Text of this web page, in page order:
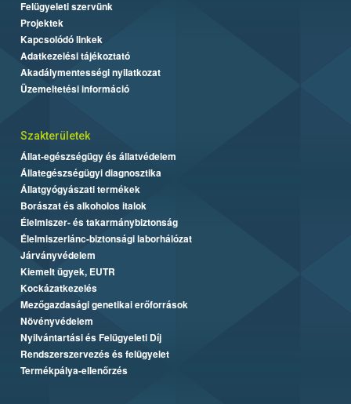
Felügyeleti szervünk
Projektek
Kapcsolódó linkek
Adatkezelési tájékoztató
Akadálymentességi nyilatkozat
Üzemeltetési információ
Szakterületek
Állat-egészségügy és állatvédelem
Állategészségügyi diagnosztika
Állatgyógyászati termékek
Borászat és alkoholos italok
Élelmiszer- és takarmánybiztonság
Élelmiszerlánc-biztonsági laborhálózat
Járványvédelem
Kiemelt ügyek, EUTR
Kockázatkezelés
Mezőgazdasági genetikai erőforrások
Növényvédelem
Nyilvántartási és Felügyeleti Díj
Rendszerszervezés és felügyelet
Termékpálya-ellenőrzés